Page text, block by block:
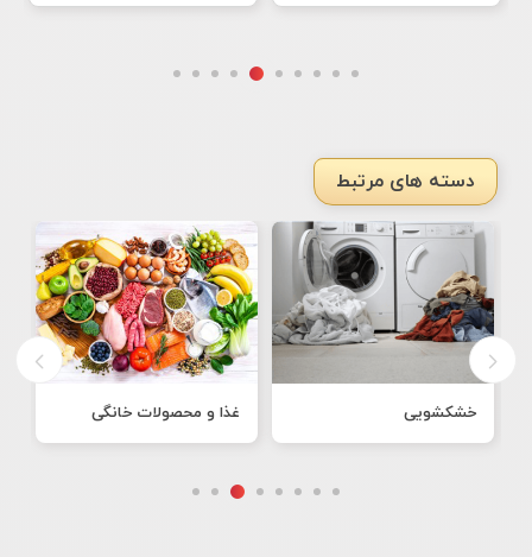
دسته های مرتبط
خشکشویی غذا و محصولات خانگی